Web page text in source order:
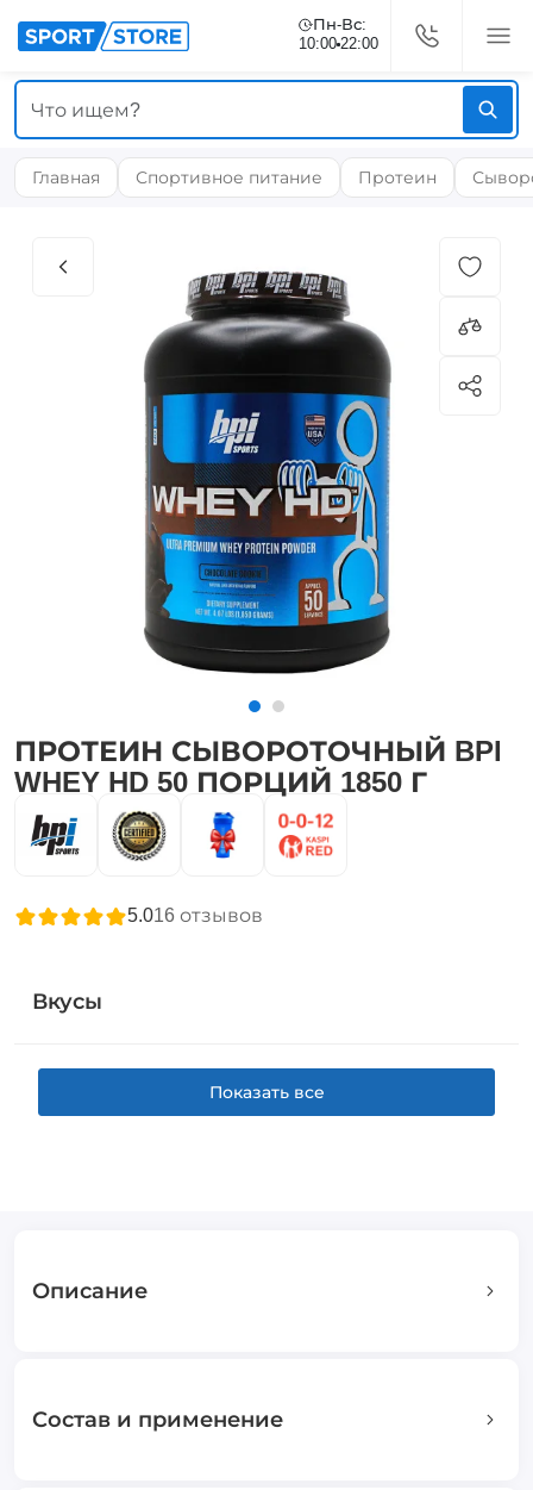
Пн-Вс:
10:00 22:00
Главная Спортивное питание Протеин
ПРОТЕИН СЫВОРОТОЧНЫЙ BPI
WHEY HD 50 ПОРЦИЙ 1850 Г
5.016отзывов
Вкусы
Показать все
Описание
Состав и применение